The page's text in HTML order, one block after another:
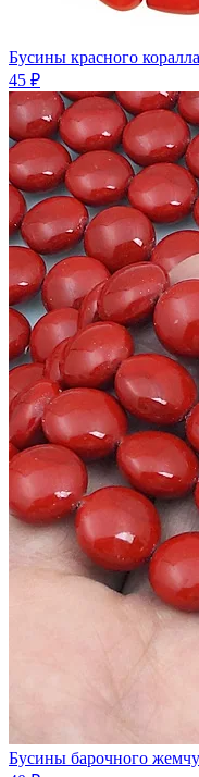
Бусины красного
45 ₽
Бусины барочного